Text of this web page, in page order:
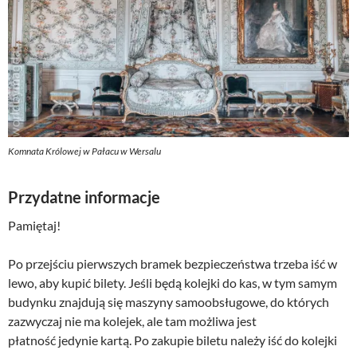
Komnata Królowej w Pałacu w Wersalu
Przydatne informacje
Pamiętaj!
Po przejściu pierwszych bramek bezpieczeństwa trzeba iść w
lewo, aby kupić bilety. Jeśli będą kolejki do kas, w tym samym
budynku znajdują się maszyny samoobsługowe, do których
zazwyczaj nie ma kolejek, ale tam możliwa jest
płatność jedynie kartą. Po zakupie biletu należy iść do kolejki